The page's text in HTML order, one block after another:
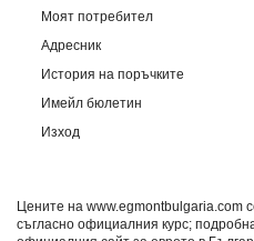
Моят потребител
Адресник
История на поръчките
Имейл бюлетин
Изход
Цените на www.egmontbulgaria.com
съгласно официалния курс;